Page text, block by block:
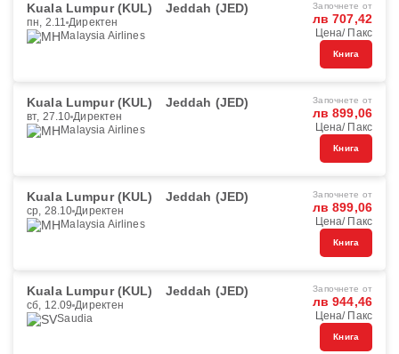
Kuala Lumpur (KUL) Jeddah (JED)
пн, 2.11 Директен
Malaysia Airlines
Започнете от
лв 707,42
Цена/ Пакс
Книга
Kuala Lumpur (KUL) Jeddah (JED)
вт, 27.10 Директен
Malaysia Airlines
Започнете от
лв 899,06
Цена/ Пакс
Книга
Kuala Lumpur (KUL) Jeddah (JED)
ср, 28.10 Директен
Malaysia Airlines
Започнете от
лв 899,06
Цена/ Пакс
Книга
Kuala Lumpur (KUL) Jeddah (JED)
сб, 12.09 Директен
Saudia
Започнете от
лв 944,46
Цена/ Пакс
Книга